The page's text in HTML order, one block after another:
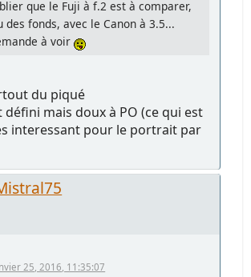
que le Fuji à f.2 est à comparer,
des fonds, avec le Canon à 3.5...
à voir
du piqué
défini mais doux à PO (ce qui est
interessant pour le portrait par
25, 2016, 11:35:07